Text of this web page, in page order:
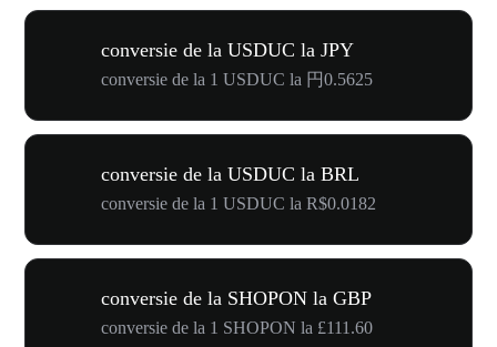
conversie de la USDUC la JPY
conversie de la 1 USDUC la 円0.5625
conversie de la USDUC la BRL
conversie de la 1 USDUC la R$0.0182
conversie de la SHOPON la GBP
conversie de la 1 SHOPON la £111.60